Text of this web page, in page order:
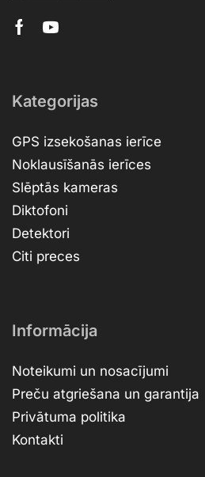
Kategorijas
GPS izsekošanas ierīce
Noklausīšanās ierīces
Slēptās kameras
Diktofoni
Detektori
Citi preces
Informācija
Noteikumi un nosacījumi
Preču atgriešana un garantija
Privātuma politika
Kontakti